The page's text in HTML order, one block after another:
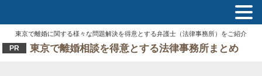
東京で離婚に関する様々な問題解決を得意とする弁護士（法律事務所）をご紹介
PR 東京で離婚相談を得意とする法律事務所まとめ